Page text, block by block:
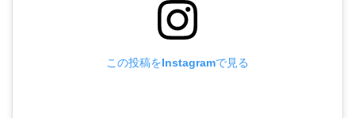
この投稿をInstagramで見る